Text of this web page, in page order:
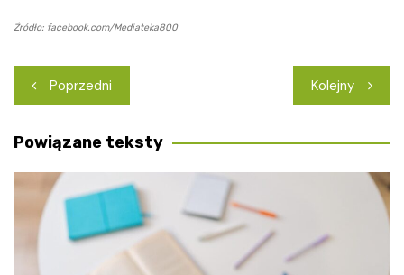
Źródło: facebook.com/Mediateka800
Nawigacja
wpisu
Poprzedni Kolejny
Powiązane teksty